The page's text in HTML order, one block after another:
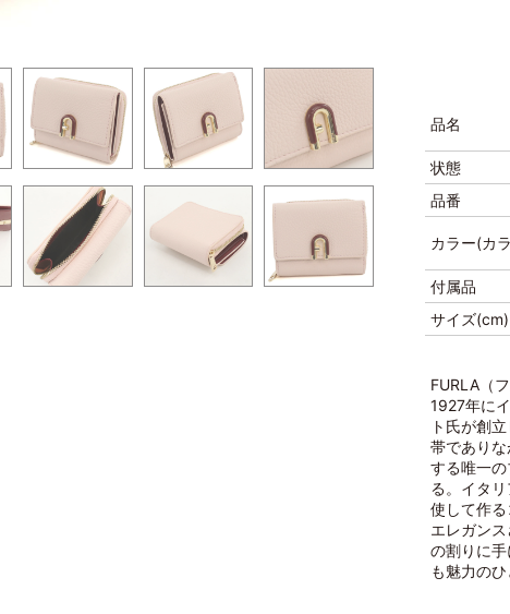
品名
状態
品番
カラー(カ
付属品
サイズ(cm)
FURLA（フ
1927年に
ト氏が創
帯であり
する唯一
る。イタ
使して作る
エレガン
の割りに
も魅力のひ